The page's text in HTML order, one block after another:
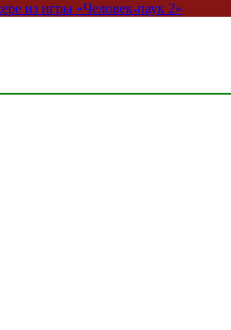
из игры «Человек-паук 2»